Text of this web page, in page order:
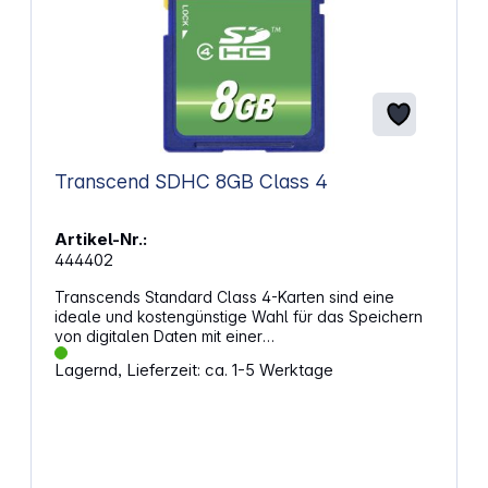
Transcend SDHC 8GB Class 4
Artikel-Nr.:
444402
Transcends Standard Class 4-Karten sind eine
ideale und kostengünstige Wahl für das Speichern
von digitalen Daten mit einer
Mindestübertragungsrate von 4 MB/s. Alle SDHC-
Karten werden ausführlichen Kompatibilitäts- und
Lagernd, Lieferzeit: ca. 1-5 Werktage